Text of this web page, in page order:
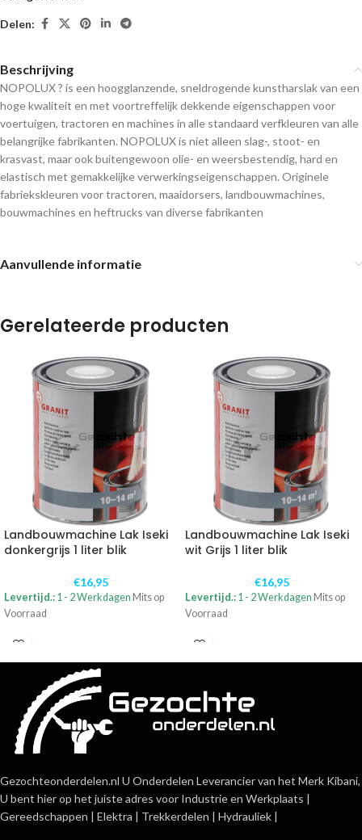
Delen:
Beschrijving
NOPOLUX ? is een hoogglanzende, sneldrogende kunstharslak van een
hoge kwaliteit en met voortreffelijk dekkende eigenschappen voor
voertuigen, tractoren en machines in alle standaard verfkleuren van alle
belangrijke fabrikanten. NOPOLUX is niet alleen slag-, stoot- en
krasvast, maar ook buitengewoon olie- en weersbestendig, hard en
elastisch met gemakkelijke verwerkingseigenschappen. Originele
fabriekskleuren voor tractoren, maaidorsers, landbouwmachines,
bouwmachines en heftrucks van diverse fabrikanten
Aanvullende informatie
Gerelateerde producten
Landbouwmachine Lak Iseki
donkergrijs 1 liter blik
€16,95
Levertijd.: 1 - 2 Werkdagen Mits op
Voorraad
Landbouwmachine Lak Iseki
wit Grijs 1 liter blik
€16,95
Levertijd.: 1 - 2 Werkdagen Mits op
Voorraad
Gezochteonderdelen.nl U Onderdelen Leverancier van het Merk Kibani,
U bent hier op het juiste adres voor Industrie en Werkplaats |
Gereedschappen | Elektra | Trekkerdelen | Hydrauliek |